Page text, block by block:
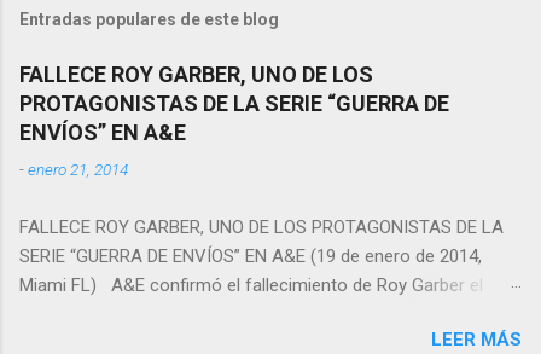
Entradas populares de este blog
FALLECE ROY GARBER, UNO DE LOS
PROTAGONISTAS DE LA SERIE “GUERRA DE
ENVÍOS” EN A&E
-enero 21, 2014
FALLECE ROY GARBER, UNO DE LOS PROTAGONISTAS DE LA
SERIE “GUERRA DE ENVÍOS” EN A&E (19 de enero de 2014,
Miami FL) A&E confirmó el fallecimiento de Roy Garber el
protagonistas de la serie Guerra de Envíos. Garber tenía 49
LEER MÁS